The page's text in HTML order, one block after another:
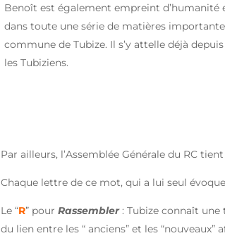
Benoît est également empreint d’humanité
dans toute une série de matières
commune de Tubize. Il s’y attelle déjà
les Tubiziens.
Par ailleurs, l’Assemblée Générale du RC
Chaque lettre de ce mot, qui a lui seul
Le “R” pour Rassembler: Tubize connaît une
du lien entre les “ anciens” et les “nouveaux”